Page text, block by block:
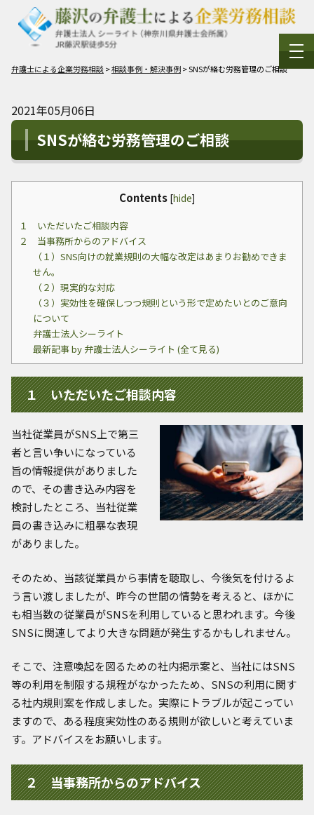
弁護士による企業労務相談 >相談事例・解決事例>SNSが絡む労務管理のご相談
2021年05月06日
SNSが絡む労務管理のご相談
Contents [hide]
１ いただいたご相談内容
２ 当事務所からのアドバイス
（１）SNS向けの就業規則の大幅な改定はあまりお勧めできま
せん。
（２）現実的な対応
（３）実効性を確保しつつ規則という形で定めたいとのご意向
について
弁護士法人シーライト
最新記事 by 弁護士法人シーライト (全て見る)
１ いただいたご相談内容
当社従業員がSNS上で第三
者と言い争いになっている
旨の情報提供がありました
ので、その書き込み内容を
検討したところ、当社従業
員の書き込みに粗暴な表現
がありました。
そのため、当該従業員から事情を聴取し、今後気を付けるよ
う言い渡しましたが、昨今の世間の情勢を考えると、ほかに
も相当数の従業員がSNSを利用していると思われます。今後
SNSに関連してより大きな問題が発生するかもしれません。
そこで、注意喚起を図るための社内掲示案と、当社にはSNS
等の利用を制限する規程がなかったため、SNSの利用に関す
る社内規則案を作成しました。実際にトラブルが起こってい
ますので、ある程度実効性のある規則が欲しいと考えていま
す。アドバイスをお願いします。
２ 当事務所からのアドバイス